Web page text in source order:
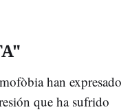
han expresado
que ha sufrido